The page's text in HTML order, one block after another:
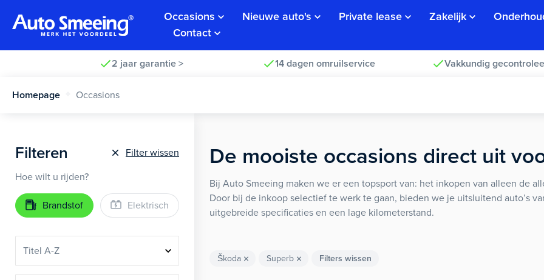
Occasions Nieuwe auto's Private lease Zakelijk
Contact
2 jaar garantie > 14 dagen omruilservice Vakkundig
Homepage Occasions
Filteren
Filter wissen
Hoe wilt u rijden?
Brandstof Elektrisch
De mooiste occasions direct uit
Bij Auto Smeeing maken we er een topsport van: het inkopen van alleen de
Door bij de inkoop selectief te werk te gaan, bieden we je uitsluitend auto’s
uitgebreide specificaties en een lage kilometerstand.
Škoda Superb Filters wissen